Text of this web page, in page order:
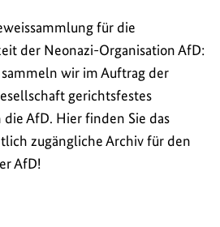
für die
der Neonazi-Organisation AfD:
wir im Auftrag der
gerichtsfestes
AfD. Hier finden Sie das
zugängliche Archiv für den
AfD!